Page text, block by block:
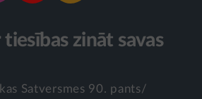
zināt savas
Satversmes 90. pants/